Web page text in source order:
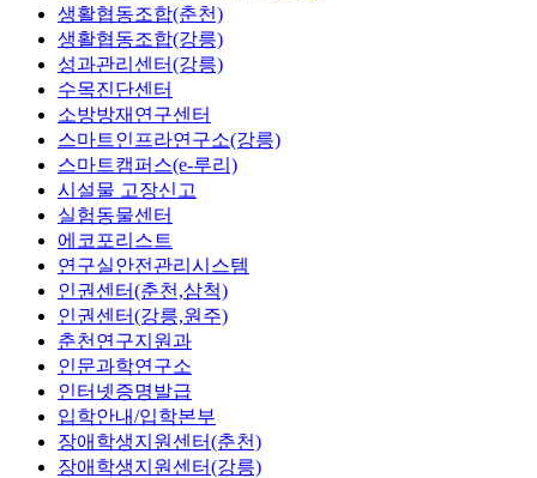
생활협동조합(춘천)
생활협동조합(강릉)
성과관리센터(강릉)
수목진단센터
소방방재연구센터
스마트인프라연구소(강릉)
스마트캠퍼스(e-루리)
시설물 고장신고
실험동물센터
에코포리스트
연구실안전관리시스템
인권센터(춘천,삼척)
인권센터(강릉,원주)
춘천연구지원과
인문과학연구소
인터넷증명발급
입학안내/입학본부
장애학생지원센터(춘천)
장애학생지원센터(강릉)